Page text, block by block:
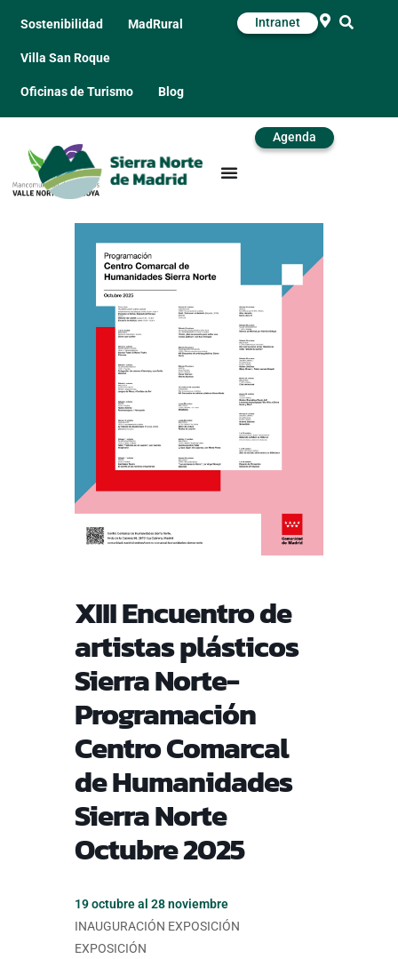
Sostenibilidad MadRural
Villa San Roque
Oficinas de Turismo Blog
Intranet
Agenda
XIII Encuentro de
artistas plásticos
Sierra Norte-
Programación
Centro Comarcal
de Humanidades
Sierra Norte
Octubre 2025
19 octubre al 28 noviembre
INAUGURACIÓN EXPOSICIÓN
EXPOSICIÓN